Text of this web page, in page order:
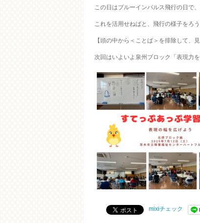
この日はブルーインパルス飛行の日で
これを活用せねばと、飛行の様子をろ
【頭の中から＜ことば＞を排除して、
次回はいよいよ泉州ブロック「表現力
mixiチェック